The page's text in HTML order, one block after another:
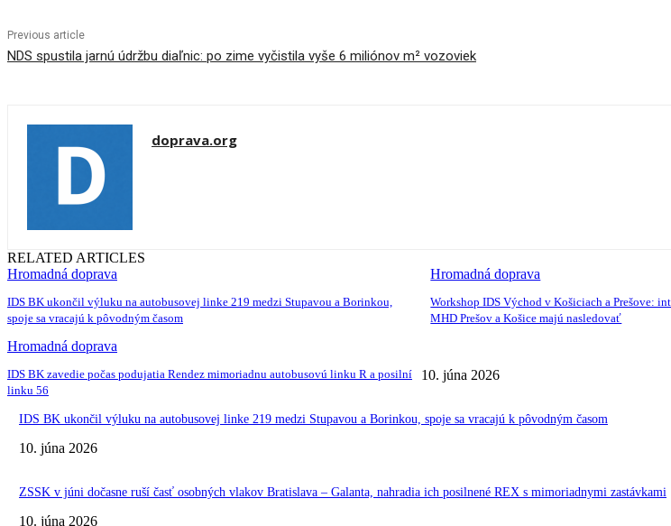
Previous article
NDS spustila jarnú údržbu diaľnic: po zime vyčistila vyše 6 miliónov m² vozoviek
doprava.org
RELATED ARTICLES
Hromadná doprava
IDS BK ukončil výluku na autobusovej linke 219 medzi Stupavou a Borinkou,
spoje sa vracajú k pôvodným časom
Hromadná doprava
Workshop IDS Východ v Košiciach a Prešove:
MHD Prešov a Košice majú nasledovať
Hromadná doprava
IDS BK zavedie počas podujatia Rendez mimoriadnu autobusovú linku R a posilní
linku 56
10. júna 2026
IDS BK ukončil výluku na autobusovej linke 219 medzi Stupavou a Borinkou, spoje sa vracajú k pôvodným časom
10. júna 2026
ZSSK v júni dočasne ruší časť osobných vlakov Bratislava – Galanta, nahradia ich posilnené REX s mimoriadnymi zastávkami
10. júna 2026